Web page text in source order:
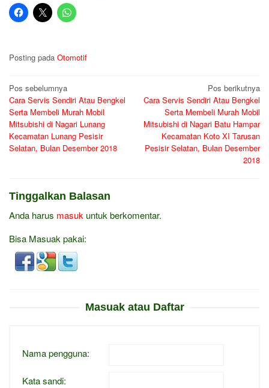
Posting pada Otomotif
Navigasi
pos
Pos sebelumnya
Cara Servis Sendiri Atau Bengkel
Serta Membeli Murah Mobil
Mitsubishi di Nagari Lunang
Kecamatan Lunang Pesisir
Selatan, Bulan Desember 2018
Pos berikutnya
Cara Servis Sendiri Atau Bengkel
Serta Membeli Murah Mobil
Mitsubishi di Nagari Batu Hampar
Kecamatan Koto XI Tarusan
Pesisir Selatan, Bulan Desember
2018
Tinggalkan Balasan
Anda harus masuk untuk berkomentar.
Bisa Masuak pakai:
Masuak atau Daftar
Nama pengguna:
Kata sandi: